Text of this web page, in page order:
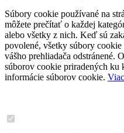
Súbory cookie používané na
môžete prečítať o každej
alebo všetky z nich. Keď sú
povolené, všetky súbory
vášho prehliadača odstránené.
súborov cookie priradených ku
informácie súborov cookie.